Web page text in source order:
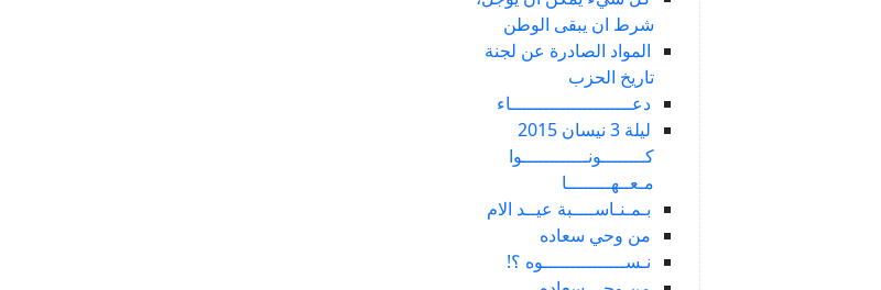
شرط ان يبقى الوطن
المواد الصادرة عن لجنة
تاريخ الحزب
دعــــــــــــــــــــــاء
ليلة 3 نيسان 2015
كــــــــونــــــــــــوا
مـعــهــــــــا
بـمـنـاســــبة عيــد الام
من وحي سعاده
نـســـــــــــــــوه ؟!